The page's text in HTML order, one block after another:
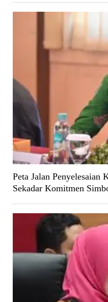
Peta Jalan Penyelesaian
Sekadar Komitmen